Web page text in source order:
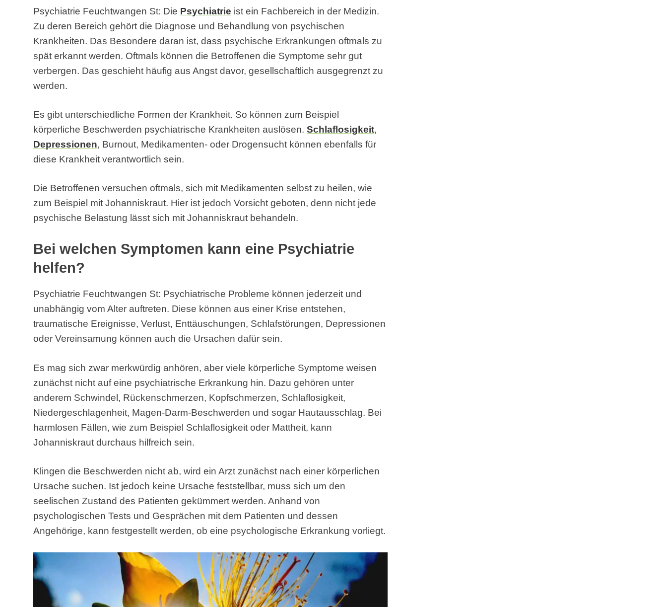
Psychiatrie Feuchtwangen St: Die Psychiatrie ist ein Fachbereich in der Medizin.
Zu deren Bereich gehört die Diagnose und Behandlung von psychischen
Krankheiten. Das Besondere daran ist, dass psychische Erkrankungen oftmals zu
spät erkannt werden. Oftmals können die Betroffenen die Symptome sehr gut
verbergen. Das geschieht häufig aus Angst davor, gesellschaftlich ausgegrenzt zu
werden.
Es gibt unterschiedliche Formen der Krankheit. So können zum Beispiel
körperliche Beschwerden psychiatrische Krankheiten auslösen.Schlaflosigkeit,
Depressionen, Burnout, Medikamenten- oder Drogensucht können ebenfalls für
diese Krankheit verantwortlich sein.
Die Betroffenen versuchen oftmals, sich mit Medikamenten selbst zu heilen, wie
zum Beispiel mit Johanniskraut. Hier ist jedoch Vorsicht geboten, denn nicht jede
psychische Belastung lässt sich mit Johanniskraut behandeln.
Bei welchen Symptomen kann eine Psychiatrie
helfen?
Psychiatrie Feuchtwangen St: Psychiatrische Probleme können jederzeit und
unabhängig vom Alter auftreten. Diese können aus einer Krise entstehen,
traumatische Ereignisse, Verlust, Enttäuschungen, Schlafstörungen, Depressionen
oder Vereinsamung können auch die Ursachen dafür sein.
Es mag sich zwar merkwürdig anhören, aber viele körperliche Symptome weisen
zunächst nicht auf eine psychiatrische Erkrankung hin. Dazu gehören unter
anderem Schwindel, Rückenschmerzen, Kopfschmerzen, Schlaflosigkeit,
Niedergeschlagenheit, Magen-Darm-Beschwerden und sogar Hautausschlag. Bei
harmlosen Fällen, wie zum Beispiel Schlaflosigkeit oder Mattheit, kann
Johanniskraut durchaus hilfreich sein.
Klingen die Beschwerden nicht ab, wird ein Arzt zunächst nach einer körperlichen
Ursache suchen. Ist jedoch keine Ursache feststellbar, muss sich um den
seelischen Zustand des Patienten gekümmert werden. Anhand von
psychologischen Tests und Gesprächen mit dem Patienten und dessen
Angehörige, kann festgestellt werden, ob eine psychologische Erkrankung vorliegt.